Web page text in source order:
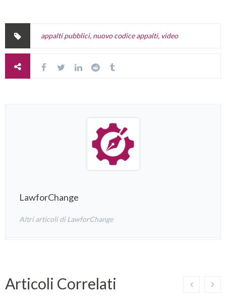
appalti pubblici, nuovo codice appalti, video
LawforChange
Altri articoli di LawforChange
Articoli Correlati